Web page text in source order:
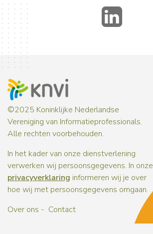
©2025 Koninklijke Nederlandse
Vereniging van Informatieprofessionals.
Alle rechten voorbehouden.
In het kader van onze dienstverlening
verwerken wij persoonsgegevens. In onze
privacyverklaring informeren wij je over
hoe wij met persoonsgegevens omgaan.
Over ons
Contact